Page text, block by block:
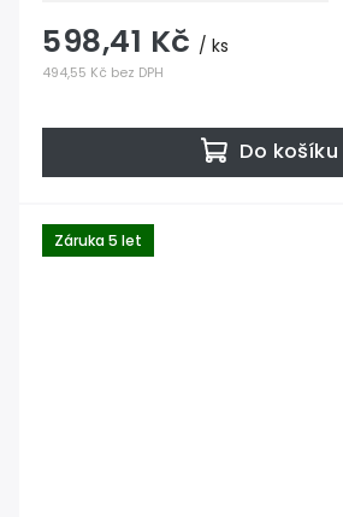
494,55 Kč bez DPH
598,41 Kč / ks
Do košíku
Záruka 5 let